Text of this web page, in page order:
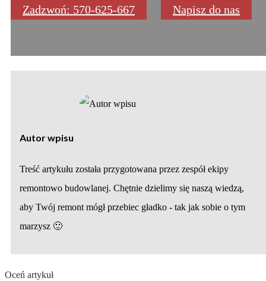
Zadzwoń: 570-625-667 Napisz do nas
Autor wpisu
Treść artykułu została przygotowana przez zespół ekipy
remontowo budowlanej. Chętnie dzielimy się naszą wiedzą,
aby Twój remont mógł przebiec gładko - tak jak sobie o tym
marzysz 🙂
Oceń artykuł